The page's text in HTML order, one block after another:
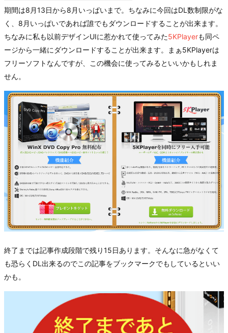
期間は8月13日から8月いっぱいまで。ちなみに今回はDL数制限がな
く、8月いっぱいであれば誰でもダウンロードすることが出来ます。
ちなみに私も以前デザインUIに惹かれて使ってみた5KPlayerも同ペ
ージから一緒にダウンロードすることが出来ます。まぁ5KPlayerは
フリーソフトなんですが、この機会に使ってみるといいかもしれま
せん。
終了までは記事作成段階で残り15日あります。そんなに急がなくて
も恐らくDL出来るのでこの記事をブックマークでもしているといい
かも。